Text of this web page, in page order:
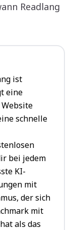
Readlang
ist
eine
schnelle
bei jedem
KI-
mit
der sich
mit
als das